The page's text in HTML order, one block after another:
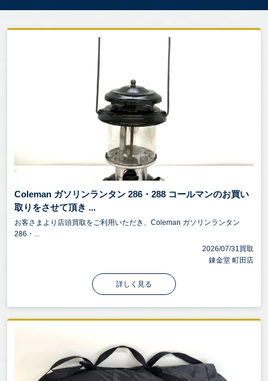
Coleman ガソリンランタン 286・288 コールマンのお買い
取りをさせて頂き ...
お客さまより店頭買取をご利用いただき、Coleman ガソリンランタン
286・...
2026/07/31買取
錬金堂 町田店
詳しく見る